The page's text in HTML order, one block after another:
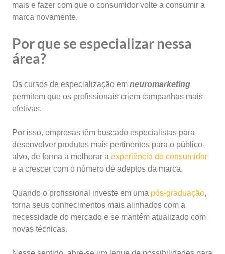
mais e fazer com que o consumidor volte a consumir a
marca novamente.
Por que se especializar nessa
área?
Os cursos de especialização em neuromarketing
permitem que os profissionais criem campanhas mais
efetivas.
Por isso, empresas têm buscado especialistas para
desenvolver produtos mais pertinentes para o público-
alvo, de forma a melhorar a experiência do consumidor
e a crescer com o número de adeptos da marca.
Quando o profissional investe em uma pós-graduação,
torna seus conhecimentos mais alinhados com a
necessidade do mercado e se mantém atualizado com
novas técnicas.